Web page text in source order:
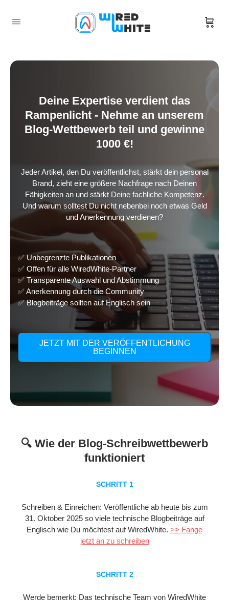
Deine Expertise verdient das
Rampenlicht - Nehme an unserem
Blog-Wettbewerb teil und gewinne
1000 €!
Jeder Artikel, den Du veröffentlichst, stärkt dein personal
Brand, zieht eine größere Nachfrage nach Deinen
Fähigkeiten an und stärkt Deine fachliche Kompetenz.
Und warum solltest Du nicht nebenbei noch etwas Geld
und Anerkennung verdienen?
✅ Unbegrenzte Publikationen
✅ Offen für alle WiredWhite-Partner
✅ Transparente Auswahl und Abstimmung
✅ Anerkennung durch die Community
✅ Blogbeiträge sollten auf Englisch sein
JETZT MIT DER VERÖFFENTLICHUNG
BEGINNEN
🔍 Wie der Blog-Schreibwettbewerb
funktioniert
SCHRITT 1
Schreiben & Einreichen: Veröffentliche ab heute bis zum
31. Oktober 2025so viele technische Blogbeiträge auf
Englisch wie Du möchtest auf WiredWhite. >> Fange
jetzt an zu schreiben
SCHRITT 2
Werde bemerkt: Das technische Team von WiredWhite